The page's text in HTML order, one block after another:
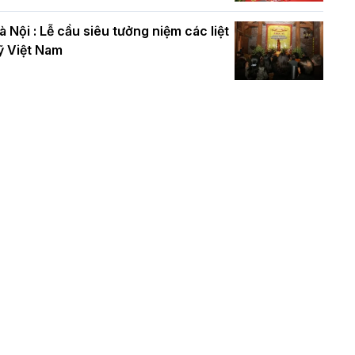
Nội : Lễ cầu siêu tưởng niệm các liệt
Việt Nam